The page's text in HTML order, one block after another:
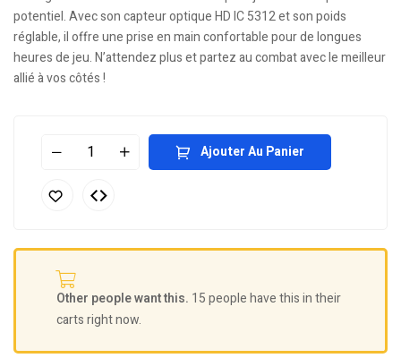
potentiel. Avec son capteur optique HD IC 5312 et son poids
réglable, il offre une prise en main confortable pour de longues
heures de jeu. N’attendez plus et partez au combat avec le meilleur
allié à vos côtés !
Ajouter Au Panier
Other people want this. 15 people have this in their
carts right now.